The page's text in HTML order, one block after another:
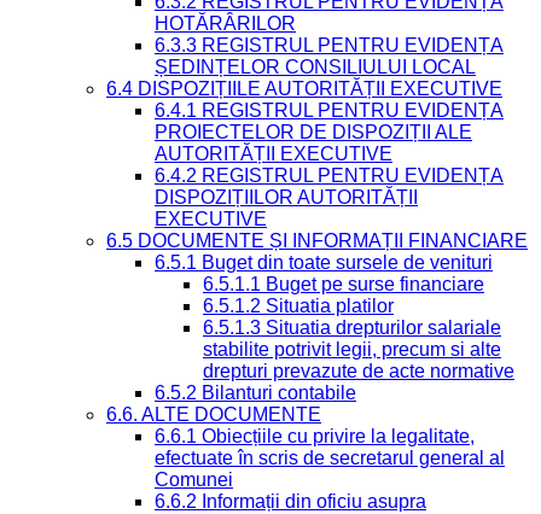
HOTĂRÂRILOR
6.3.3 REGISTRUL PENTRU EVIDENȚA
ȘEDINȚELOR CONSILIULUI LOCAL
6.4 DISPOZIȚIILE AUTORITĂȚII EXECUTIVE
6.4.1 REGISTRUL PENTRU EVIDENȚA
PROIECTELOR DE DISPOZIȚII ALE
AUTORITĂȚII EXECUTIVE
6.4.2 REGISTRUL PENTRU EVIDENȚA
DISPOZIȚIILOR AUTORITĂȚII
EXECUTIVE
6.5 DOCUMENTE ȘI INFORMAȚII FINANCIARE
6.5.1 Buget din toate sursele de venituri
6.5.1.1 Buget pe surse financiare
6.5.1.2 Situatia platilor
6.5.1.3 Situatia drepturilor salariale
stabilite potrivit legii, precum si alte
drepturi prevazute de acte normative
6.5.2 Bilanturi contabile
6.6. ALTE DOCUMENTE
6.6.1 Obiecțiile cu privire la legalitate,
efectuate în scris de secretarul general al
Comunei
6.6.2 Informații din oficiu asupra